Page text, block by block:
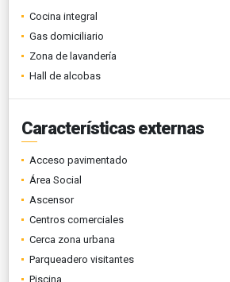
Cocina integral
Gas domiciliario
Zona de lavandería
Hall de alcobas
Características externas
Acceso pavimentado
Área Social
Ascensor
Centros comerciales
Cerca zona urbana
Parqueadero visitantes
Piscina